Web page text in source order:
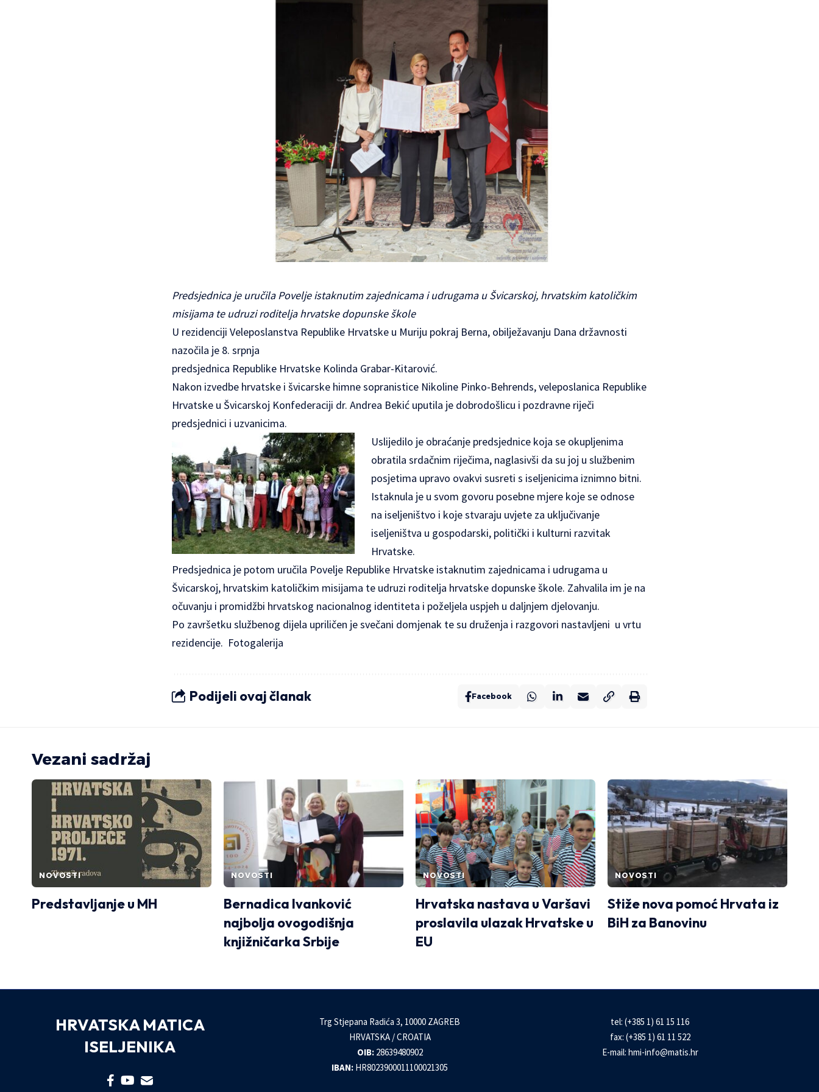
Predsjednica je uručila Povelje istaknutim zajednicama i udrugama u Švicarskoj, hrvatskim katoličkim
misijama te udruzi roditelja hrvatske dopunske škole
U rezidenciji Veleposlanstva Republike Hrvatske u Muriju pokraj Berna, obilježavanju Dana državnosti
nazočila je 8. srpnja
predsjednica Republike Hrvatske Kolinda Grabar-Kitarović.
Nakon izvedbe hrvatske i švicarske himne sopranistice Nikoline Pinko-Behrends, veleposlanica Republike
Hrvatske u Švicarskoj Konfederaciji dr. Andrea Bekić uputila je dobrodošlicu i pozdravne riječi
predsjednici i uzvanicima.
Uslijedilo je obraćanje predsjednice koja se okupljenima
obratila srdačnim riječima, naglasivši da su joj u službenim
posjetima upravo ovakvi susreti s iseljenicima iznimno bitni.
Istaknula je u svom govoru posebne mjere koje se odnose
na iseljeništvo i koje stvaraju uvjete za uključivanje
iseljeništva u gospodarski, politički i kulturni razvitak
Hrvatske.
Predsjednica je potom uručila Povelje Republike Hrvatske istaknutim zajednicama i udrugama u
Švicarskoj, hrvatskim katoličkim misijama te udruzi roditelja hrvatske dopunske škole. Zahvalila im je na
očuvanju i promidžbi hrvatskog nacionalnog identiteta i poželjela uspjeh u daljnjem djelovanju.
Po završetku službenog dijela upriličen je svečani domjenak te su druženja i razgovori nastavljeni u vrtu
rezidencije. Fotogalerija
Podijeli ovaj članak Facebook
Vezani sadržaj
NOVOSTI
Predstavljanje u MH
NOVOSTI
Bernadica Ivanković
najbolja ovogodišnja
knjižničarka Srbije
NOVOSTI
Hrvatska nastava u Varšavi
proslavila ulazak Hrvatske u
EU
NOVOSTI
Stiže nova pomoć Hrvata iz
BiH za Banovinu
HRVATSKA MATICA
ISELJENIKA
Trg Stjepana Radića 3, 10000 ZAGREB
HRVATSKA / CROATIA
OIB:28639480902
IBAN: HR8023900011100021305
tel: (+385 1) 61 15 116
fax: (+385 1) 61 11 522
E-mail: hmi-info@matis.hr